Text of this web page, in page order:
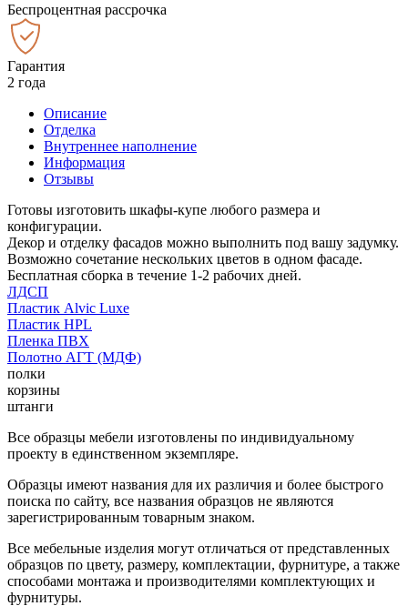
Беспроцентная рассрочка
Гарантия
2 года
Описание
Отделка
Внутреннее наполнение
Информация
Отзывы
Готовы изготовить шкафы-купе любого размера и
конфигурации.
Декор и отделку фасадов можно выполнить под вашу задумку.
Возможно сочетание нескольких цветов в одном фасаде.
Бесплатная сборка в течение 1-2 рабочих дней.
ЛДСП
Пластик Alvic Luxe
Пластик HPL
Пленка ПВХ
Полотно АГТ (МДФ)
полки
корзины
штанги
Все образцы мебели изготовлены по индивидуальному
проекту в единственном экземпляре.
Образцы имеют названия для их различия и более быстрого
поиска по сайту, все названия образцов не являются
зарегистрированным товарным знаком.
Все мебельные изделия могут отличаться от представленных
образцов по цвету, размеру, комплектации, фурнитуре, а также
способами монтажа и производителями комплектующих и
фурнитуры.